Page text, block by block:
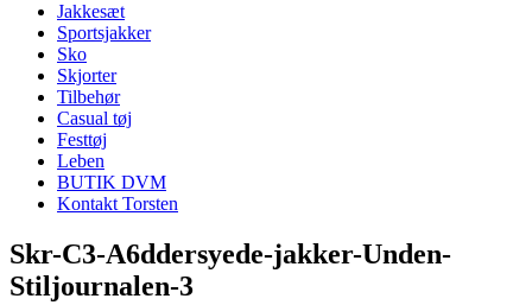
Jakkesæt
Sportsjakker
Sko
Skjorter
Tilbehør
Casual tøj
Festtøj
Leben
BUTIK DVM
Kontakt Torsten
Skr-C3-A6ddersyede-jakker-Unden-
Stiljournalen-3